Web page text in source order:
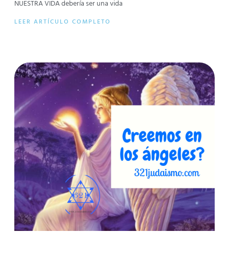
NUESTRA VIDA debería ser una vida
LEER ARTÍCULO COMPLETO